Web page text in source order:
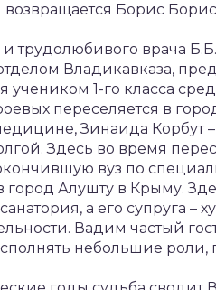
возвращается Борис
трудолюбивого врача
Владикавказа,
учеником 1-го класса
переселяется в
Зинаида Корбут
Здесь во время
вуз по
город Алушту в Крыму.
а его супруга
Вадим частый
небольшие роли,